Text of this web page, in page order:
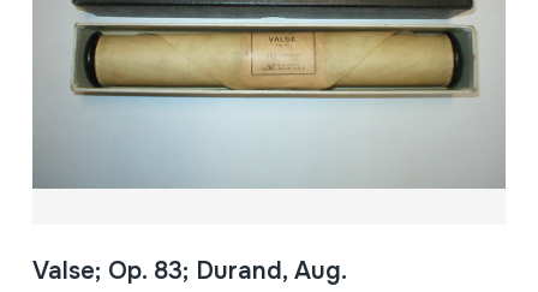
Valse; Op. 83; Durand, Aug.